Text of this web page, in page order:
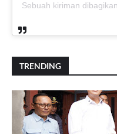
TRENDING